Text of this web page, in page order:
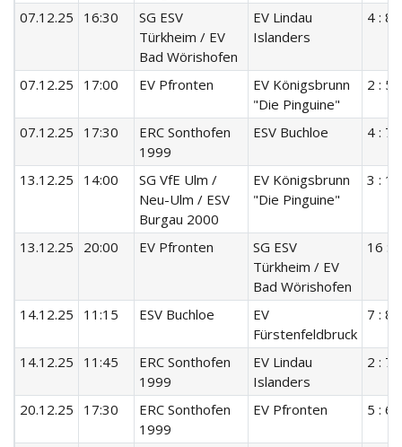
07.12.25 16:30
SG ESV
Türkheim / EV
Bad Wörishofen
EV Lindau
Islanders
4 : 8
07.12.25 17:00 EV Pfronten
EV Königsbrunn
"Die Pinguine"
2 : 5
07.12.25 17:30
ERC Sonthofen
1999
ESV Buchloe 4 : 7
13.12.25 14:00
SG VfE Ulm /
Neu-Ulm / ESV
Burgau 2000
EV Königsbrunn
"Die Pinguine"
3 : 10
13.12.25 20:00 EV Pfronten
SG ESV
Türkheim / EV
Bad Wörishofen
16 : 0
14.12.25 11:15 ESV Buchloe
EV
Fürstenfeldbruck
7 : 8
14.12.25 11:45
ERC Sonthofen
1999
EV Lindau
Islanders
2 : 7
20.12.25 17:30
ERC Sonthofen
1999
EV Pfronten 5 : 6